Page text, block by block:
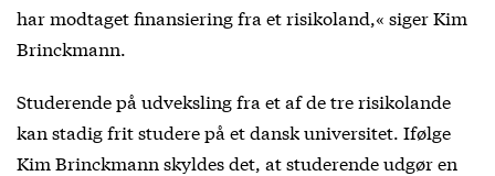
har modtaget finansiering fra et risikoland,« siger Kim
Brinckmann.
Studerende på udveksling fra et af de tre risikolande
kan stadig frit studere på et dansk universitet. Ifølge
Kim Brinckmann skyldes det, at studerende udgør en